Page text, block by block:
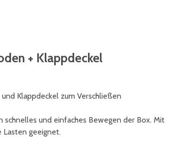
+ Klappdeckel
Klappdeckel zum Verschließen
und einfaches Bewegen der Box. Mit
Lasten geeignet.